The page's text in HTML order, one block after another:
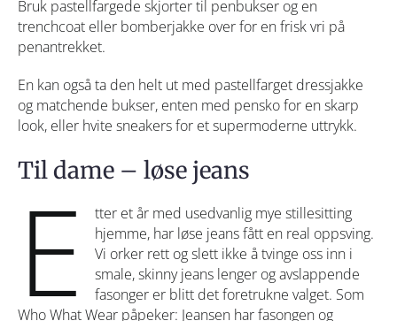
Bruk pastellfargede skjorter til penbukser og en
trenchcoat eller bomberjakke over for en frisk vri på
penantrekket.
En kan også ta den helt ut med pastellfarget dressjakke
og matchende bukser, enten med pensko for en skarp
look, eller hvite sneakers for et supermoderne uttrykk.
Til dame – løse jeans
E
tter et år med usedvanlig mye stillesitting
hjemme, har løse jeans fått en real oppsving.
Vi orker rett og slett ikke å tvinge oss inn i
smale, skinny jeans lenger og avslappende
fasonger er blitt det foretrukne valget. Som
Who What Wear påpeker: Jeansen har fasongen og